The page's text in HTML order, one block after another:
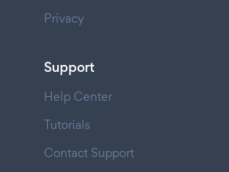
Privacy
Support
Help Center
Tutorials
Contact Support